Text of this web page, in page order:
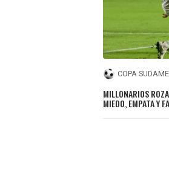
COPA
MILLONARIOS
MIEDO, EMPATA Y